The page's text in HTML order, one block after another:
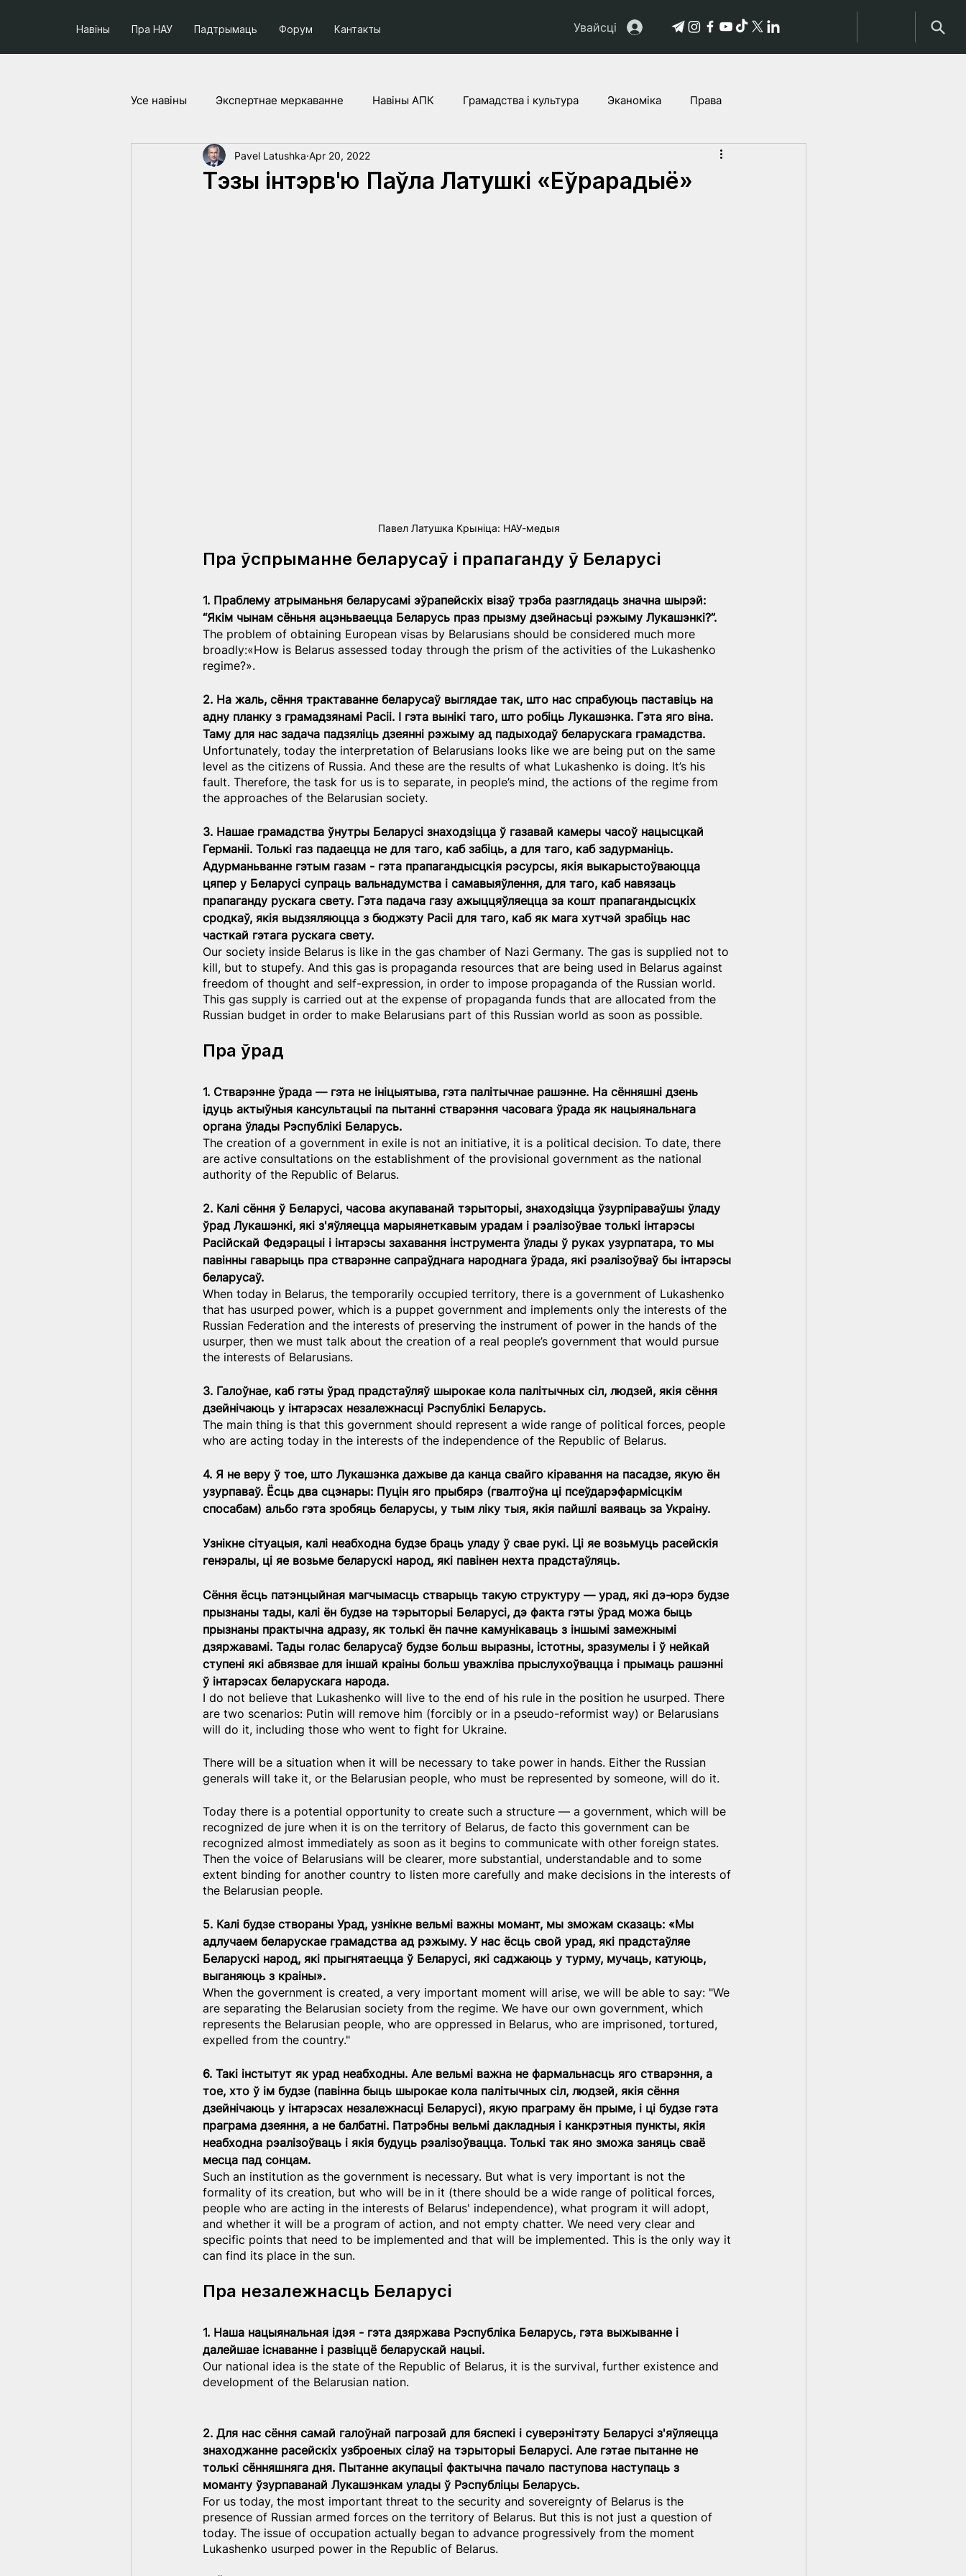
Навіны Пра НАУ Падтрымаць Форум Кантакты Увайсці
Усе навiны Экспертнае меркаванне Навіны АПК Грамадства і культура Эканоміка Права
Соцыум і палітыка Праекты НАУ Гісторыі пацярпелых
Тэзы інтэрв'ю Паўла Латушкі «Еўрарадыё»
Pavel Latushka Apr 20, 2022
Павел Латушка Крыніца: НАУ-медыя
Пра ўспрыманне беларусаў і прапаганду ў Беларусі
1. Праблему атрыманьня беларусамі эўрапейскіх візаў трэба разглядаць значна шырэй:
“Якім чынам сёньня ацэньваецца Беларусь праз прызму дзейнасьці рэжыму Лукашэнкі?”.
The problem of obtaining European visas by Belarusians should be considered much more
broadly:«How is Belarus assessed today through the prism of the activities of the Lukashenko
regime?».
2. На жаль, сёння трактаванне беларусаў выглядае так, што нас спрабуюць паставіць на
адну планку з грамадзянамі Расіі. І гэта вынікі таго, што робіць Лукашэнка. Гэта яго віна.
Таму для нас задача падзяліць дзеянні рэжыму ад падыходаў беларускага грамадства.
Unfortunately, today the interpretation of Belarusians looks like we are being put on the same
level as the citizens of Russia. And these are the results of what Lukashenko is doing. It’s his
fault. Therefore, the task for us is to separate, in people’s mind, the actions of the regime from
the approaches of the Belarusian society.
3. Нашае грамадства ўнутры Беларусі знаходзіцца ў газавай камеры часоў нацысцкай
Германіі. Толькі газ падаецца не для таго, каб забіць, а для таго, каб задурманіць.
Адурманьванне гэтым газам - гэта прапагандысцкія рэсурсы, якія выкарыстоўваюцца
цяпер у Беларусі супраць вальнадумства і самавыяўлення, для таго, каб навязаць
прапаганду рускага свету. Гэта падача газу ажыццяўляецца за кошт прапагандысцкіх
сродкаў, якія выдзяляюцца з бюджэту Расіі для таго, каб як мага хутчэй зрабіць нас
часткай гэтага рускага свету.
Our society inside Belarus is like in the gas chamber of Nazi Germany. The gas is supplied not to
kill, but to stupefy. And this gas is propaganda resources that are being used in Belarus against
freedom of thought and self-expression, in order to impose propaganda of the Russian world.
This gas supply is carried out at the expense of propaganda funds that are allocated from the
Russian budget in order to make Belarusians part of this Russian world as soon as possible.
Пра ўрад
1. Стварэнне ўрада — гэта не ініцыятыва, гэта палітычнае рашэнне. На сённяшні дзень
ідуць актыўныя кансультацыі па пытанні стварэння часовага ўрада як нацыянальнага
органа ўлады Рэспублікі Беларусь.
The creation of a government in exile is not an initiative, it is a political decision. To date, there
are active consultations on the establishment of the provisional government as the national
authority of the Republic of Belarus.
2. Калі сёння ў Беларусі, часова акупаванай тэрыторыі, знаходзіцца ўзурпіраваўшы ўладу
ўрад Лукашэнкі, які з'яўляецца марыянеткавым урадам і рэалізоўвае толькі інтарэсы
Расійскай Федэрацыі і інтарэсы захавання інструмента ўлады ў руках узурпатара, то мы
павінны гаварыць пра стварэнне сапраўднага народнага ўрада, які рэалізоўваў бы інтарэсы
беларусаў.
When today in Belarus, the temporarily occupied territory, there is a government of Lukashenko
that has usurped power, which is a puppet government and implements only the interests of the
Russian Federation and the interests of preserving the instrument of power in the hands of the
usurper, then we must talk about the creation of a real people’s government that would pursue
the interests of Belarusians.
3. Галоўнае, каб гэты ўрад прадстаўляў шырокае кола палітычных сіл, людзей, якія сёння
дзейнічаюць у інтарэсах незалежнасці Рэспублікі Беларусь.
The main thing is that this government should represent a wide range of political forces, people
who are acting today in the interests of the independence of the Republic of Belarus.
4. Я не веру ў тое, што Лукашэнка дажыве да канца свайго кіравання на пасадзе, якую ён
узурпаваў. Ёсць два сцэнары: Пуцін яго прыбярэ (гвалтоўна ці псеўдарэфармісцкім
спосабам) альбо гэта зробяць беларусы, у тым ліку тыя, якія пайшлі ваяваць за Украіну.
Узнікне сітуацыя, калі неабходна будзе браць уладу ў свае рукі. Ці яе возьмуць расейскія
генэралы, ці яе возьме беларускі народ, які павінен нехта прадстаўляць.
Сёння ёсць патэнцыйная магчымасць стварыць такую структуру — урад, які дэ-юрэ будзе
прызнаны тады, калі ён будзе на тэрыторыі Беларусі, дэ факта гэты ўрад можа быць
прызнаны практычна адразу, як толькі ён пачне камунікаваць з іншымі замежнымі
дзяржавамі. Тады голас беларусаў будзе больш выразны, істотны, зразумелы і ў нейкай
ступені які абвязвае для іншай краіны больш уважліва прыслухоўвацца і прымаць рашэнні
ў інтарэсах беларускага народа.
I do not believe that Lukashenko will live to the end of his rule in the position he usurped. There
are two scenarios: Putin will remove him (forcibly or in a pseudo-reformist way) or Belarusians
will do it, including those who went to fight for Ukraine.
There will be a situation when it will be necessary to take power in hands. Either the Russian
generals will take it, or the Belarusian people, who must be represented by someone, will do it.
Today there is a potential opportunity to create such a structure — a government, which will be
recognized de jure when it is on the territory of Belarus, de facto this government can be
recognized almost immediately as soon as it begins to communicate with other foreign states.
Then the voice of Belarusians will be clearer, more substantial, understandable and to some
extent binding for another country to listen more carefully and make decisions in the interests of
the Belarusian people.
5. Калі будзе створаны Урад, узнікне вельмі важны момант, мы зможам сказаць: «Мы
адлучаем беларускае грамадства ад рэжыму. У нас ёсць свой урад, які прадстаўляе
Беларускі народ, які прыгнятаецца ў Беларусі, які саджаюць у турму, мучаць, катуюць,
выганяюць з краіны».
When the government is created, a very important moment will arise, we will be able to say: "We
are separating the Belarusian society from the regime. We have our own government, which
represents the Belarusian people, who are oppressed in Belarus, who are imprisoned, tortured,
expelled from the country."
6. Такі інстытут як урад неабходны. Але вельмі важна не фармальнасць яго стварэння, а
тое, хто ў ім будзе (павінна быць шырокае кола палітычных сіл, людзей, якія сёння
дзейнічаюць у інтарэсах незалежнасці Беларусі), якую праграму ён прыме, і ці будзе гэта
праграма дзеяння, а не балбатні. Патрэбны вельмі дакладныя і канкрэтныя пункты, якія
неабходна рэалізоўваць і якія будуць рэалізоўвацца. Толькі так яно зможа заняць сваё
месца пад сонцам.
Such an institution as the government is necessary. But what is very important is not the
formality of its creation, but who will be in it (there should be a wide range of political forces,
people who are acting in the interests of Belarus' independence), what program it will adopt,
and whether it will be a program of action, and not empty chatter. We need very clear and
specific points that need to be implemented and that will be implemented. This is the only way it
can find its place in the sun.
Пра незалежнасць Беларусі
1. Наша нацыянальная ідэя - гэта дзяржава Рэспубліка Беларусь, гэта выжыванне і
далейшае існаванне і развіццё беларускай нацыі.
Our national idea is the state of the Republic of Belarus, it is the survival, further existence and
development of the Belarusian nation.
2. Для нас сёння самай галоўнай пагрозай для бяспекі і суверэнітэту Беларусі з'яўляецца
знаходжанне расейскіх узброеных сілаў на тэрыторыі Беларусі. Але гэтае пытанне не
толькі сённяшняга дня. Пытанне акупацыі фактычна пачало паступова наступаць з
моманту ўзурпаванай Лукашэнкам улады ў Рэспубліцы Беларусь.
For us today, the most important threat to the security and sovereignty of Belarus is the
presence of Russian armed forces on the territory of Belarus. But this is not just a question of
today. The issue of occupation actually began to advance progressively from the moment
Lukashenko usurped power in the Republic of Belarus.